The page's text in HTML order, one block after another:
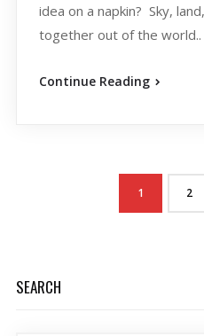
idea on a napkin? Sky,
together out of the world..
Continue Reading
1 2
SEARCH